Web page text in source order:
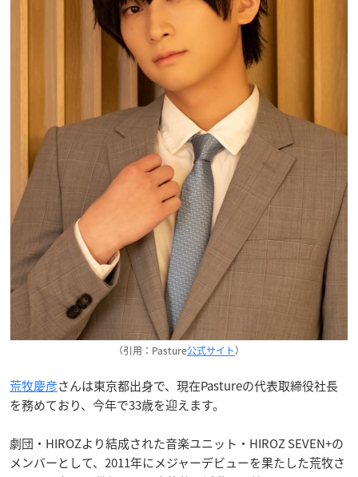
（引用：Pasture公式サイト）
荒牧慶彦さんは東京都出身で、現在Pastureの代表取締役社長
を務めており、今年で33歳を迎えます。
劇団・HIROZより結成された音楽ユニット・HIROZ SEVEN+の
メンバーとして、2011年にメジャーデビューを果たした荒牧さ